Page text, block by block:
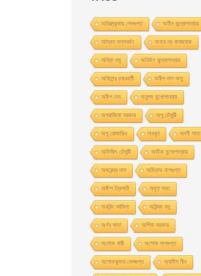
অচিন্ত্যকুমার সেনগুপ্ত অতীন বন্দ্যোপাধ্যায়
অদ্বৈত মল্লবর্মণ অনরে দ্য বালজ্যাক
অনিতা বসু অনির্বাণ বন্দ্যোপাধ্যায়
অনিলেন্দু চক্রবর্তী অনীশ দাস অপু
অনীশ দেব অনুপম মুখোপাধ্যায়
অপরাজিতা সরকার অপু চৌধুরী
অপু রােজারিও অবধূত অবনী সাহা
অভিজিৎ চৌধুরী অভীক মুখোপাধ্যায়
অমরেন্দ্র দাস অমিতাভ দাশগুপ্ত
অমীশ ত্রিপাঠি অমৃত সাহা
অরবিন্দ আডিগা অরিন্দম বসু
অর্ণব সাহা অর্পিতা সরকার
অলোক বারী অশােক দাশগুপ্ত
অশোককুমার সেনগুপ্ত অ্যানীস নীন